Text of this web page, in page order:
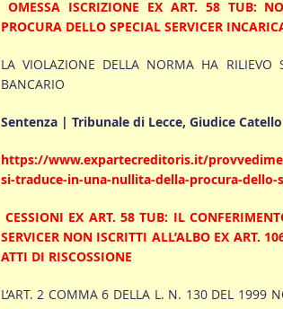
OMESSA ISCRIZIONE EX ART. 58 TUB:
PROCURA DELLO SPECIAL SERVICER
LA VIOLAZIONE DELLA NORMA HA RILIEVO
BANCARIO
Sentenza | Tribunale di Lecce, Giudice
https://www.expartecreditoris.it/
si-traduce-in-una-nullita-della-procura-dello-
CESSIONI EX ART. 58 TUB: IL
SERVICER NON ISCRITTI ALL’ALBO EX ART.
ATTI DI RISCOSSIONE
L’ART. 2 COMMA 6 DELLA L. N. 130 DEL 1999